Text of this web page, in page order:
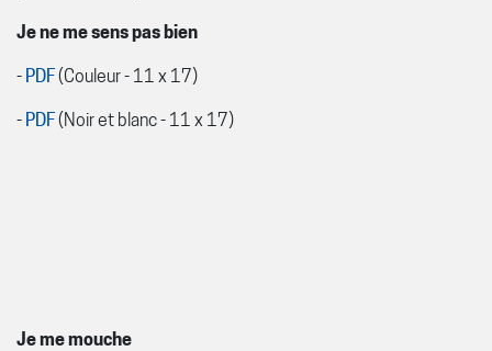
Je ne me sens pas bien
- PDF(Couleur - 11 x 17)
- PDF(Noir et blanc - 11 x 17)
Je me mouche